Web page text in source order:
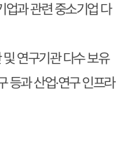
업과 관련 중소기업 다
연구기관 다수 보유
등과 산업·연구 인프라